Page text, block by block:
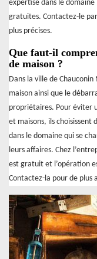
expertise dans le
gratuites. Contactez-le
plus précises.
Que faut-il
de maison ?
Dans la ville de
maison ainsi que le
propriétaires. Pour éviter
et maisons, ils choisissent
dans le domaine qui se
leurs affaires. Chez
est gratuit et l’opération
Contactez-la pour de plus